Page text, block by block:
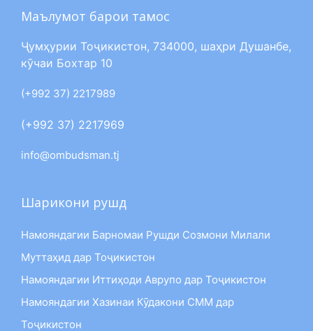
Маълумот барои тамос
Ҷумҳурии Тоҷикистон, 734000, шаҳри Душанбе,
кӯчаи Бохтар 10
(+992 37) 2217989
(+992 37) 2217969
info@ombudsman.tj
Шарикони рушд
Намояндагии Барномаи Рушди Созмони Милали
Муттаҳид дар Тоҷикистон
Намояндагии Иттиҳоди Аврупо дар Тоҷикистон
Намояндагии Хазинаи Кӯдакони СММ дар
Тоҷикистон